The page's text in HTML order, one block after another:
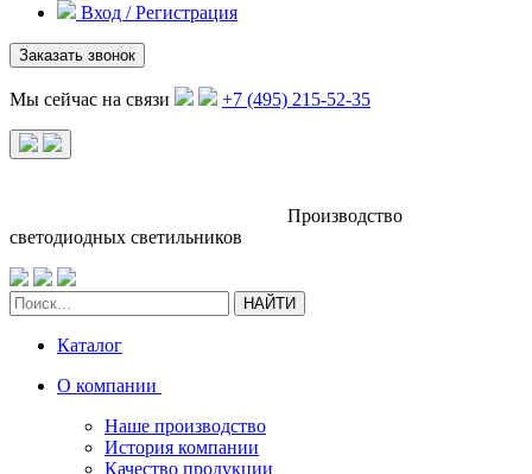
Вход / Регистрация
Заказать звонок
Мы сейчас на связи +7 (495) 215-52-35
Производство
светодиодных светильников
НАЙТИ
Каталог
О компании
Наше производство
История компании
Качество продукции